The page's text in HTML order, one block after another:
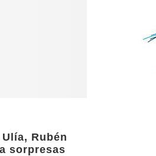
Rubén
sorpresas